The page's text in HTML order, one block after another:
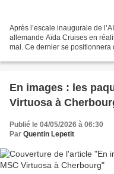
Après l’escale inaugurale de
allemande Aïda Cruises en
mai. Ce dernier se positionnera
En images : les
Virtuosa à
Publié le 04/05/2026 à 06:30
Par Quentin Lepetit